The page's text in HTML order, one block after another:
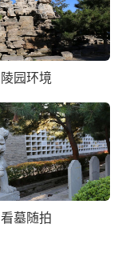
陵园环境
看墓随拍